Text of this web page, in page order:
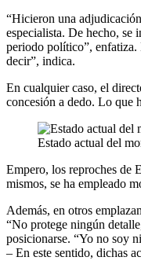
“Hicieron una
especialista. De hecho, se
periodo político”, enfatiza.
decir”, indica.
En cualquier caso, el
concesión a dedo. Lo que
Estado actual del
Empero, los reproches de
mismos, se ha empleado
Además, en otros
“No protege ningún
posicionarse. “Yo no soy
– En este sentido, dichas